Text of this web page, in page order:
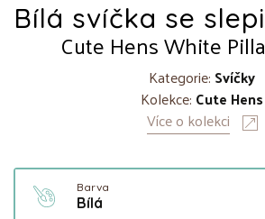
Bílá svíčka se
Cute Hens White
Kategorie: Svíčky
Kolekce: Cute Hens
Více o kolekci
Barva
Bílá